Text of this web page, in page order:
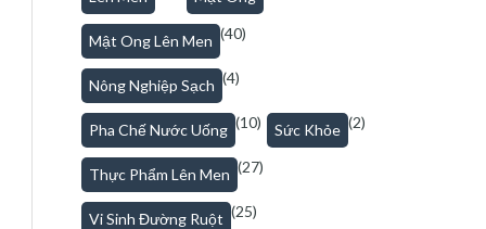
Mật Ong Lên Men (40)
Nông Nghiệp Sạch (4)
Pha Chế Nước Uống (10) Sức Khỏe (2)
Thực Phẩm Lên Men (27)
Vi Sinh Đường Ruột (25)